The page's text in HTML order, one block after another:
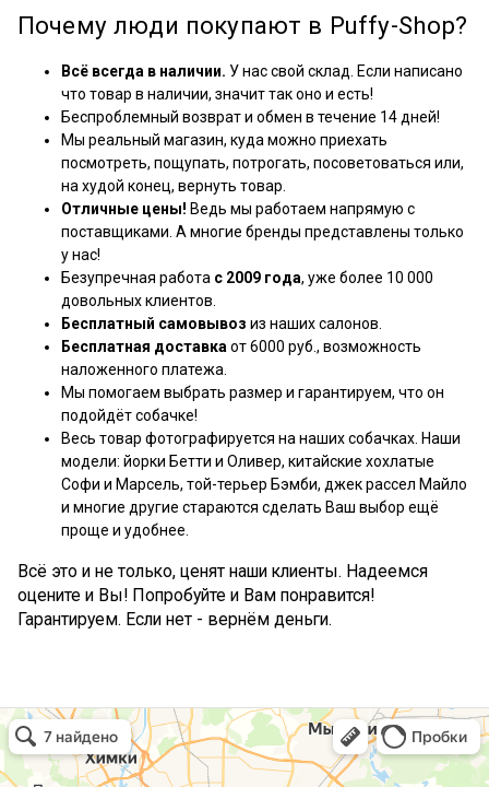
Почему люди покупают в Puffy-Shop?
Всё всегда в наличии. У нас свой склад. Если написано
что товар в наличии, значит так оно и есть!
Беспроблемный возврат и обмен в течение 14 дней!
Мы реальный магазин, куда можно приехать
посмотреть, пощупать, потрогать, посоветоваться или,
на худой конец, вернуть товар.
Отличные цены! Ведь мы работаем напрямую с
поставщиками. А многие бренды представлены только
у нас!
Безупречная работа с 2009 года, уже более 10 000
довольных клиентов.
Бесплатный самовывоз из наших салонов.
Бесплатная доставка от 6000 руб., возможность
наложенного платежа.
Мы помогаем выбрать размер и гарантируем, что он
подойдёт собачке!
Весь товар фотографируется на наших собачках. Наши
модели: йорки Бетти и Оливер, китайские хохлатые
Софи и Марсель, той-терьер Бэмби, джек рассел Майло
и многие другие стараются сделать Ваш выбор ещё
проще и удобнее.
Всё это и не только, ценят наши клиенты. Надеемся
оцените и Вы! Попробуйте и Вам понравится!
Гарантируем. Если нет - вернём деньги.